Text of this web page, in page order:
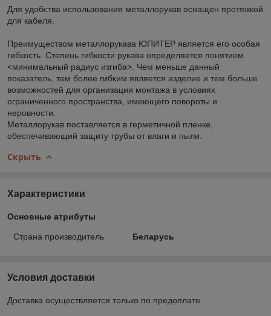
Для удобства использования металлорукав оснащен протяжкой
для кабеля.
Преимуществом металлорукава ЮПИТЕР является его особая
гибкость. Степень гибкости рукава определяется понятием
<минимальный радиус изгиба>. Чем меньше данный
показатель, тем более гибким является изделие и тем больше
возможностей для организации монтажа в условиях
ограниченного пространства, имеющего повороты и
неровности.
Металлорукав поставляется в герметичной пленке,
обеспечивающий защиту трубы от влаги и пыли.
Скрыть
Характеристики
Основные атрибуты
Страна производитель Беларусь
Условия доставки
Доставка осуществляется только по предоплате.